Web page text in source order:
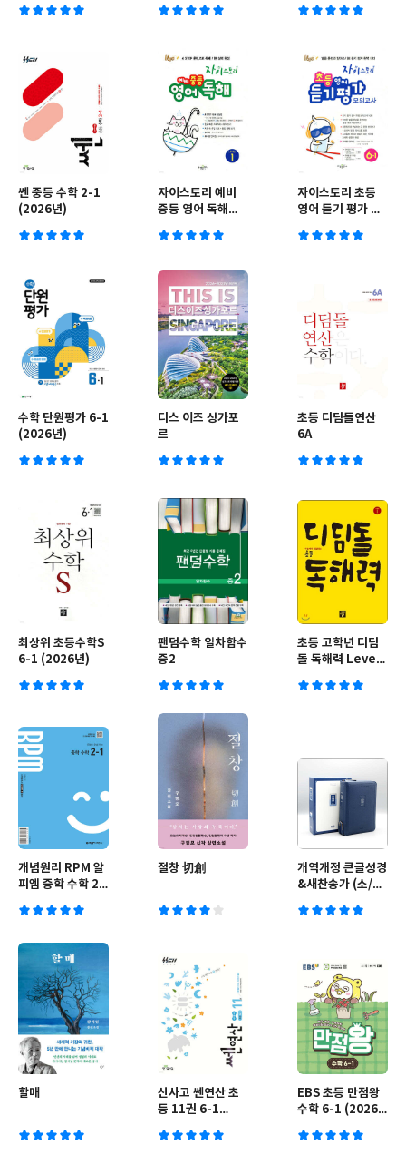
쎈 중등 수학 2-1
(2026년)
자이스토리 예비
중등 영어 독해
자이스토리 초등
영어 듣기 평가 모
수학 단원평가 6-1
(2026년)
디스 이즈 싱가포
르
초등 디딤돌연산
6A
최상위 초등수학S
6-1 (2026년)
팬덤수학 일차함수
중2
초등 고학년 디딤
돌 독해력 Level
개념원리 RPM 알
피엠 중학 수학 2-
절창 切創
개역개정 큰글성경
&새찬송가 (소/합
비)
할매
신사고 쎈연산 초
등 11권 6-1
EBS 초등 만점왕
수학 6-1 (2026